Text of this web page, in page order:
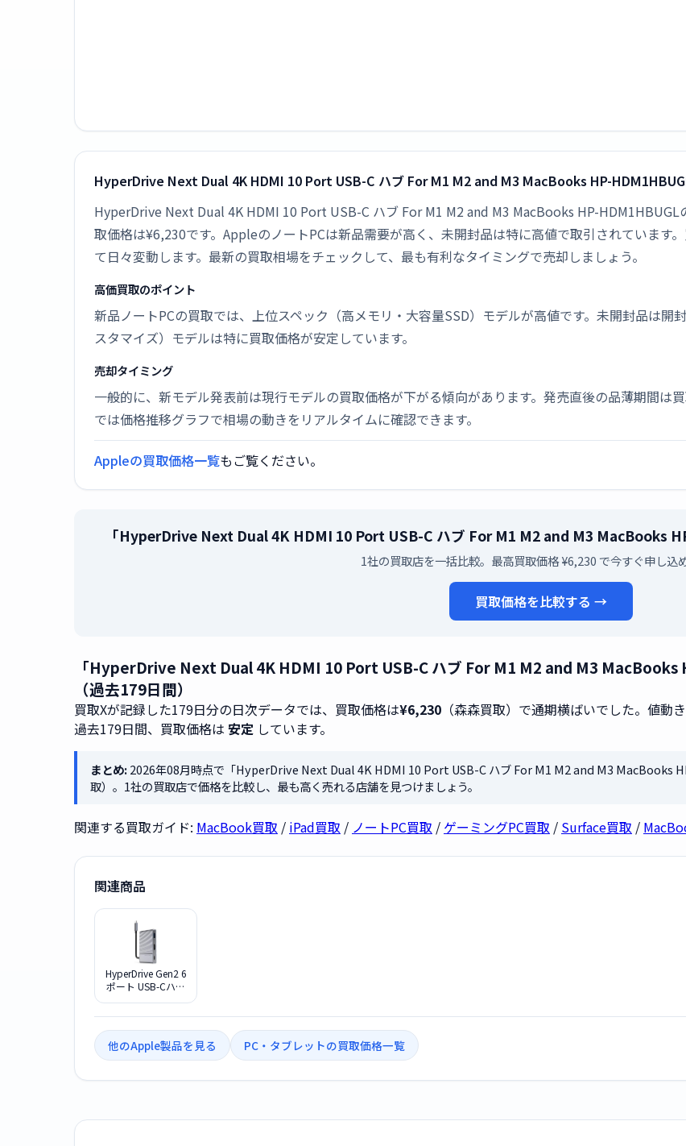
HyperDrive Next Dual 4K HDMI 10 Port USB-C ハブ For M1 M2 and M3 MacBooks HP-
HyperDrive Next Dual 4K HDMI 10 Port USB-C ハブ For M1 M2 and M3 MacBooks HP-
取価格は¥6,230です。AppleのノートPCは新品需要が高く、未開封品は特に高値で取引されています
て日々変動します。最新の買取相場をチェックして、最も有利なタイミングで売却しましょう。
高価買取のポイント
新品ノートPCの買取では、上位スペック（高メモリ・大容量SSD）モデルが高値です。未開封品は開
スタマイズ）モデルは特に買取価格が安定しています。
売却タイミング
一般的に、新モデル発表前は現行モデルの買取価格が下がる傾向があります。発売直後の品薄期間は
では価格推移グラフで相場の動きをリアルタイムに確認できます。
Appleの買取価格一覧もご覧ください。
「HyperDrive Next Dual 4K HDMI 10 Port USB-C ハブ For M1 M2 and M3 MacBooks
1社の買取店を一括比較。最高買取価格 ¥6,230 で今すぐ申し込め
買取価格を比較する →
「HyperDrive Next Dual 4K HDMI 10 Port USB-C ハブ For M1 M2 and M3 MacBooks
（過去179日間）
買取Xが記録した179日分の日次データでは、買取価格は¥6,230 （森森買取）で通期横ばいでした。値動
過去179日間、買取価格は 安定 しています。
まとめ:2026年08月時点で「HyperDrive Next Dual 4K HDMI 10 Port USB-C ハブ For M1 M2 and M3 MacBooks
取）。1社の買取店で価格を比較し、最も高く売れる店舗を見つけましょう。
関連する買取ガイド: MacBook買取 / iPad買取 / ノートPC買取 / ゲーミングPC買取 / Surface買取 /
関連商品
HyperDrive Gen2 6
ポート USB-Cハブ
他のApple製品を見る PC・タブレットの買取価格一覧